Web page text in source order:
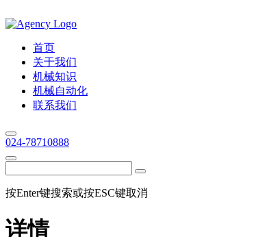
首页
关于我们
机械知识
机械自动化
联系我们
024-78710888
按Enter键搜索或按ESC键取消
详情